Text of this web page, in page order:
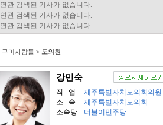
연관 검색된 기사가 없습니다.
연관 검색된 기사가 없습니다.
연관 검색된 기사가 없습니다.
구미사람들 > 도의원
강민숙
직 업
제주특별자치도의회의원
소 속
제주특별자치도의회
소속당
더불어민주당